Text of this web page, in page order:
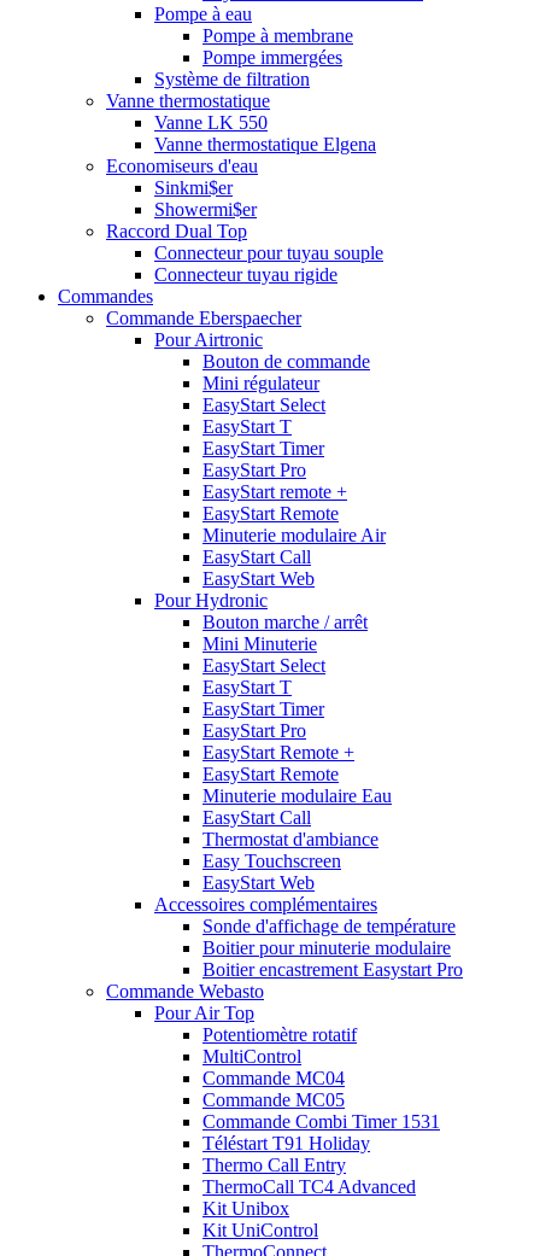
Pompe à eau
Pompe à membrane
Pompe immergées
Système de filtration
Vanne thermostatique
Vanne LK 550
Vanne thermostatique Elgena
Economiseurs d'eau
Sinkmi$er
Showermi$er
Raccord Dual Top
Connecteur pour tuyau souple
Connecteur tuyau rigide
Commandes
Commande Eberspaecher
Pour Airtronic
Bouton de commande
Mini régulateur
EasyStart Select
EasyStart T
EasyStart Timer
EasyStart Pro
EasyStart remote +
EasyStart Remote
Minuterie modulaire Air
EasyStart Call
EasyStart Web
Pour Hydronic
Bouton marche / arrêt
Mini Minuterie
EasyStart Select
EasyStart T
EasyStart Timer
EasyStart Pro
EasyStart Remote +
EasyStart Remote
Minuterie modulaire Eau
EasyStart Call
Thermostat d'ambiance
Easy Touchscreen
EasyStart Web
Accessoires complémentaires
Sonde d'affichage de température
Boitier pour minuterie modulaire
Boitier encastrement Easystart Pro
Commande Webasto
Pour Air Top
Potentiomètre rotatif
MultiControl
Commande MC04
Commande MC05
Commande Combi Timer 1531
Téléstart T91 Holiday
Thermo Call Entry
ThermoCall TC4 Advanced
Kit Unibox
Kit UniControl
ThermoConnect